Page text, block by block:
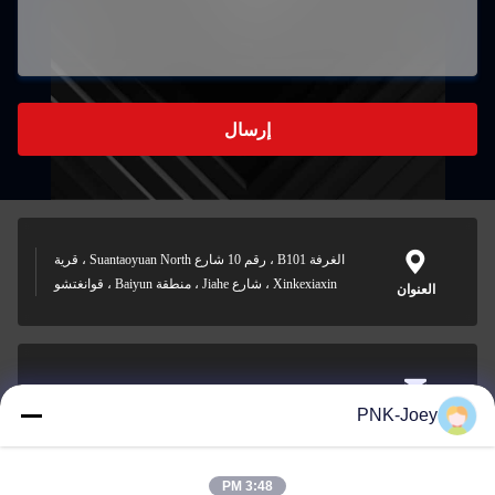
إرسال
العنوان
الغرفة B101 ، رقم 10 شارع Suantaoyuan North ، قرية
Xinkexiaxin ، شارع Jiahe ، منطقة Baiyun ، قوانغتشو
البريد
xianzhihao@gzxingchao.infoPNK-Joey
3:48 PM